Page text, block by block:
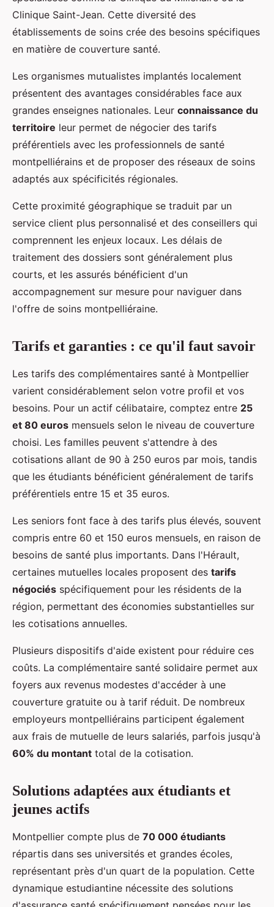
Clinique Saint-Jean. Cette diversité des
établissements de soins crée des besoins spécifiques
en matière de couverture santé.
Les organismes mutualistes implantés localement
présentent des avantages considérables face aux
grandes enseignes nationales. Leur connaissance du
territoire leur permet de négocier des tarifs
préférentiels avec les professionnels de santé
montpelliérains et de proposer des réseaux de soins
adaptés aux spécificités régionales.
Cette proximité géographique se traduit par un
service client plus personnalisé et des conseillers qui
comprennent les enjeux locaux. Les délais de
traitement des dossiers sont généralement plus
courts, et les assurés bénéficient d'un
accompagnement sur mesure pour naviguer dans
l'offre de soins montpelliéraine.
Tarifs et garanties : ce qu'il faut savoir
Les tarifs des complémentaires santé à Montpellier
varient considérablement selon votre profil et vos
besoins. Pour un actif célibataire, comptez entre 25
et 80 euros mensuels selon le niveau de couverture
choisi. Les familles peuvent s'attendre à des
cotisations allant de 90 à 250 euros par mois, tandis
que les étudiants bénéficient généralement de tarifs
préférentiels entre 15 et 35 euros.
Les seniors font face à des tarifs plus élevés, souvent
compris entre 60 et 150 euros mensuels, en raison de
besoins de santé plus importants. Dans l'Hérault,
certaines mutuelles locales proposent des tarifs
négociés spécifiquement pour les résidents de la
région, permettant des économies substantielles sur
les cotisations annuelles.
Plusieurs dispositifs d'aide existent pour réduire ces
coûts. La complémentaire santé solidaire permet aux
foyers aux revenus modestes d'accéder à une
couverture gratuite ou à tarif réduit. De nombreux
employeurs montpelliérains participent également
aux frais de mutuelle de leurs salariés, parfois jusqu'à
60% du montant total de la cotisation.
Solutions adaptées aux étudiants et
jeunes actifs
Montpellier compte plus de 70 000 étudiants
répartis dans ses universités et grandes écoles,
représentant près d'un quart de la population. Cette
dynamique estudiantine nécessite des solutions